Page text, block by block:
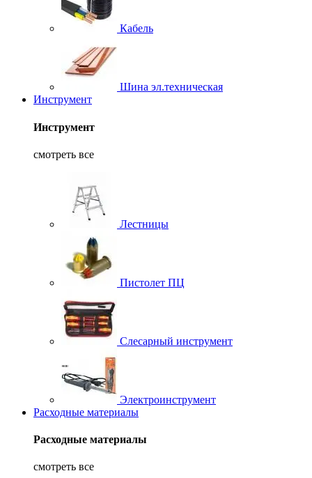
Кабель
Шина эл.техническая
Инструмент
Инструмент
смотреть все
Лестницы
Пистолет ПЦ
Слесарный инструмент
Электроинструмент
Расходные материалы
Расходные материалы
смотреть все